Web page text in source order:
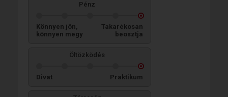
Pénz
Könnyen jön,
könnyen megy
Takarékosan
beosztja
Öltözködés
Divat Praktikum